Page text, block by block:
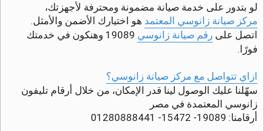
و
ء
ة
لو بتدور على خدمة صيانة مضمونة ومحترفة لأجهزتك،
مركز صيانة زانوسي المعتمد هو اختيارك الأضمن والأمثل.
اتصل على رقم صيانة زانوسي
19089 وهنكون في خدمتك
فورًا.
ازاي تتواصل مع مركز صيانة زانوسي؟
سهّلنا عليك الوصول لينا قدر الإمكان، من خلال أرقام تليفون
زانوسي المعتمدة في مصر
أرقامنا: 19089- 15472- 01280888441